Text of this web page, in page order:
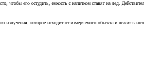
его остудить, емкость с напитком ставят на лед.
излучения, которое исходит от измеряемого объекта и лежит в